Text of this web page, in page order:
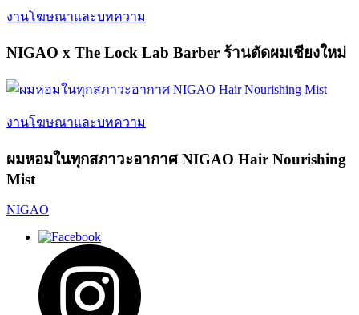
งานโฆษณาและบทความ
NIGAO x The Lock Lab Barber ร้านตัดผมเชียงใหม่
งานโฆษณาและบทความ
ผมหอมในทุกสภาวะอากาศ NIGAO Hair Nourishing
Mist
NIGAO